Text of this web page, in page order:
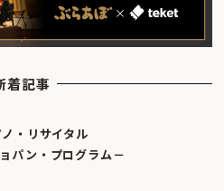
着記事
・リサイタル
パン・プログラム－